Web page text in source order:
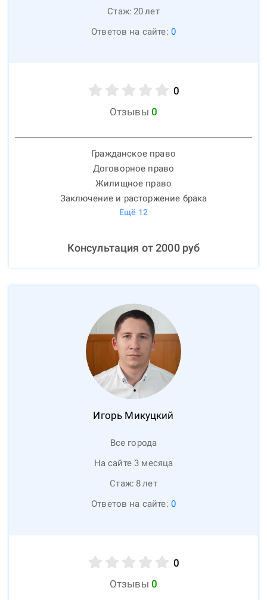
Стаж: 20лет
Ответов на сайте: 0
0
Отзывы 0
Гражданское право
Договорное право
Жилищное право
Заключение и расторжение брака
Ещё 12
Консультация от2000руб
Игорь Микуцкий
Все города
На сайте 3 месяца
Стаж: 8лет
Ответов на сайте: 0
0
Отзывы 0